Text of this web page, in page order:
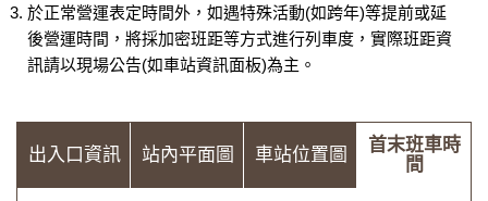
於正常營運表定時間外，如遇特殊活動(如跨年)等提前或延
後營運時間，將採加密班距等方式進行列車度，實際班距資
訊請以現場公告(如車站資訊面板)為主。
出入口資訊 站內平面圖 車站位置圖
首末班車時
間